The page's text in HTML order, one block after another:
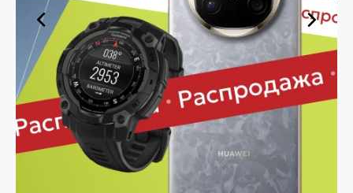
iSpace в Железногорске
На нашей торговой платформе представлен широкий
выбор продукции. Среди ассортимента, как новинки
рынка, так и проверенные временем модели. Каждый
продукт в каталоге соответствует стандартам
качества. Вы можете выбрать и заказать мышь в
Железногорске в удобной конфигурации и с доступной
ценой.
Мы постоянно обновляем ассортимент, отслеживаем
наличие, поддерживаем актуальность информации,
касающейся цен и наличия. Благодаря этому клиенты